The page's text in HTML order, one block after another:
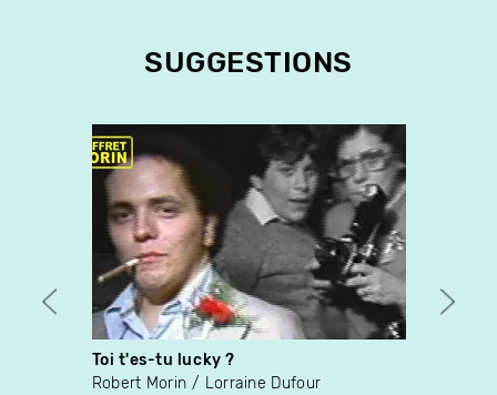
SUGGESTIONS
Toi t'es-tu lucky ?
Robert Morin
Lorraine Dufour